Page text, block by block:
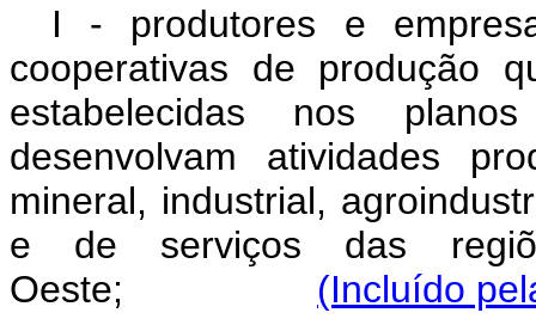
I - produtores e
cooperativas de produção
estabelecidas nos
desenvolvam atividades
mineral, industrial,
e de serviços das
Oeste; (Incluído